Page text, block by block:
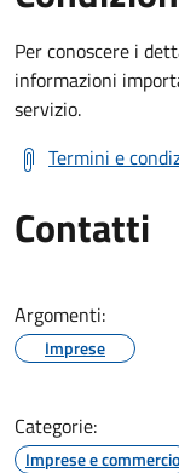
Per conoscere i
informazioni
servizio.
Termini e
Contatti
Argomenti:
Imprese
Categorie:
Imprese e commercio